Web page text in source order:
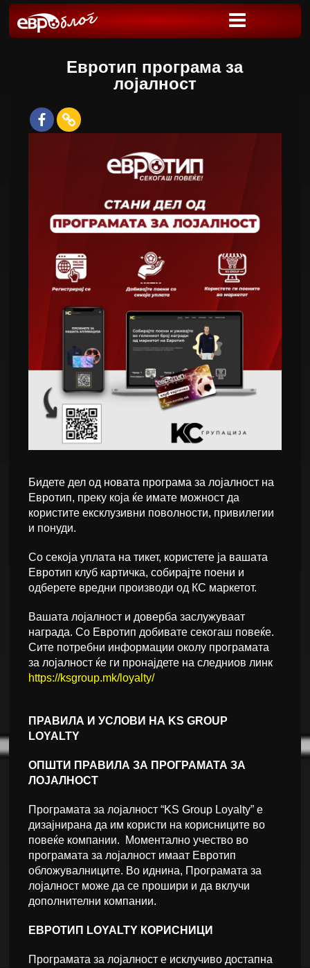
Евротип програма за
лојалност
Бидете дел од новата програма за лојалност на
Евротип, преку која ќе имате можност да
користите ексклузивни поволности, привилегии
и понуди.
Со секоја уплата на тикет, користете ја вашата
Евротип клуб картичка, собирајте поени и
одберете вредни производи од КС маркетот.
Вашата лојалност и доверба заслужуваат
награда. Со Евротип добивате секогаш повеќе.
Сите потребни информации околу програмата
за лојалност ќе ги пронајдете на следниов линк
https://ksgroup.mk/loyalty/
ПРАВИЛА И УСЛОВИ НА KS GROUP
LOYALTY
ОПШТИ ПРАВИЛА ЗА ПРОГРАМАТА ЗА
ЛОЈАЛНОСТ
Програмата за лојалност “KS Group Loyalty” е
дизајнирана да им користи на корисниците во
повеќе компании. Моментално учество во
програмата за лојалност имаат Евротип
обложувалниците. Во иднина, Програмата за
лојалност може да се прошири и да вклучи
дополнителни компании.
ЕВРОТИП LOYALTY КОРИСНИЦИ
Програмата за лојалност е исклучиво достапна